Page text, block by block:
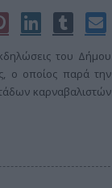
του Δήμου
ο οποίος παρά την
καρναβαλιστών